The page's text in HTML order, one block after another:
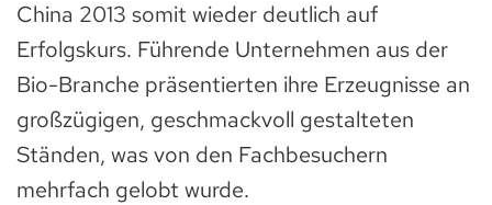
China 2013 somit wieder deutlich auf
Erfolgskurs. Führende Unternehmen aus der
Bio-Branche präsentierten ihre Erzeugnisse an
großzügigen, geschmackvoll gestalteten
Ständen, was von den Fachbesuchern
mehrfach gelobt wurde.